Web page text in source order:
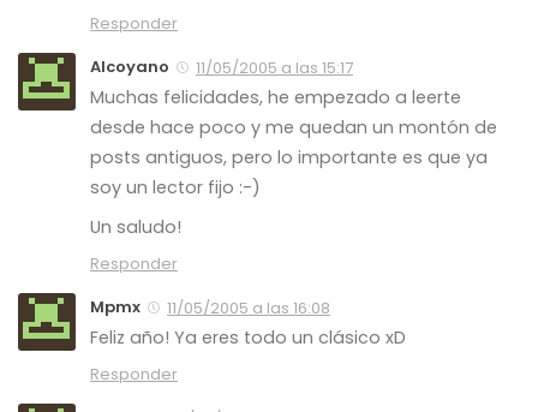
Responder
Alcoyano
11/05/2005 a las 15:17
Muchas felicidades, he empezado a leerte
desde hace poco y me quedan un montón de
posts antiguos, pero lo importante es que ya
soy un lector fijo :-)
Un saludo!
Responder
Mpmx
11/05/2005 a las 16:08
Feliz año! Ya eres todo un clásico xD
Responder